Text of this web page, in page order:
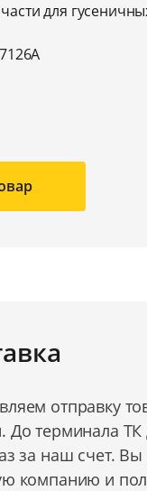
для
отправку
До терминала
за наш счет.
компанию и